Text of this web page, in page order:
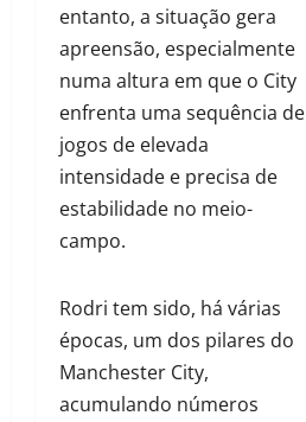
entanto, a situação gera
apreensão, especialmente
numa altura em que o City
enfrenta uma sequência de
jogos de elevada
intensidade e precisa de
estabilidade no meio-
campo.
Rodri tem sido, há várias
épocas, um dos pilares do
Manchester City,
acumulando números